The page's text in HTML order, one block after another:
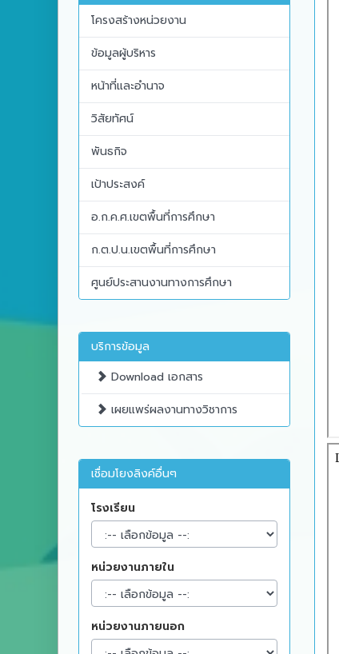
โครงสร้างหน่วยงาน
ข้อมูลผู้บริหาร
หน้าที่และอำนาจ
วิสัยทัศน์
พันธกิจ
เป้าประสงค์
อ.ก.ค.ศ.เขตพื้นที่การศึกษา
ก.ต.ป.น.เขตพื้นที่การศึกษา
ศูนย์ประสานงานทางการศึกษา
บริการข้อมูล
Download เอกสาร
เผยแพร่ผลงานทางวิชาการ
เชื่อมโยงลิงค์อื่นๆ
โรงเรียน
หน่วยงานภายใน
หน่วยงานภายนอก